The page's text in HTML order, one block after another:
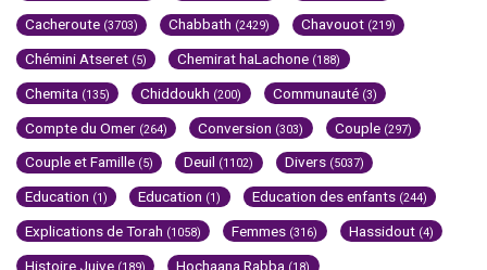
Cacheroute (3703) Chabbath (2429) Chavouot (219)
Chémini Atseret (5) Chemirat haLachone (188)
Chemita (135) Chiddoukh (200) Communauté (3)
Compte du Omer (264) Conversion (303) Couple (297)
Couple et Famille (5) Deuil (1102) Divers (5037)
Education (1) Education (1) Education des enfants (244)
Explications de Torah (1058) Femmes (316) Hassidout (4)
Histoire Juive (189) Hochaana Rabba (18)